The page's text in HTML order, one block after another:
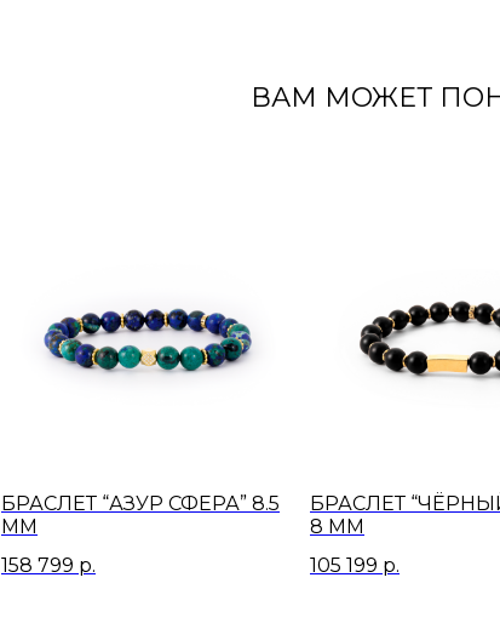
ВАМ МОЖЕТ
БРАСЛЕТ “АЗУР СФЕРА” 8.5
ММ
158 799 р.
БРАСЛЕТ
8 ММ
105 199 р.